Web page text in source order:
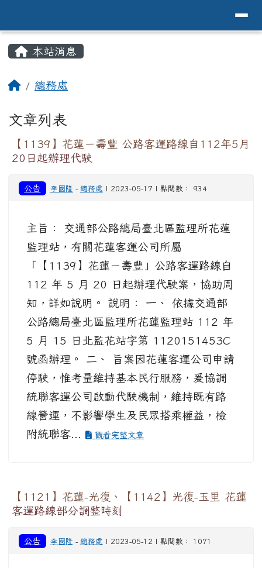
花蓮縣花蓮市中原國小全球資訊
本站消息
回首頁
總務處
文章列表
【1139】花蓮－壽豐 公路客運路線自112年5月
20日起辦理代駛
公告 李國隆 - 總務處 | 2023-05-17 | 點閱數： 934
主旨： 交通部公路總局臺北區監理所花蓮
監理站，有關花蓮客運公司所屬
「【1139】花蓮－壽豐」公路客運路線自
112 年 5 月 20 日起辦理代駛案，協助周
知，詳如說明。 說明： 一、 依據交通部
公路總局臺北區監理所花蓮監理站 112 年
5 月 15 日北監花站字第 1120151453C
號函辦理。 二、 旨案因花蓮客運公司申請
停駛，惟考量維持基本民行服務，爰協調
統聯客運公司啟動代駛機制，維持既有路
線營運，不影響學生及民眾搭乘權益，檢
附統聯客...
觀看完整文章
【1121】花蓮-光復、【1142】光復-玉里 花蓮
客運路線部分調整時刻
公告 李國隆 - 總務處 | 2023-05-12 | 點閱數： 1071